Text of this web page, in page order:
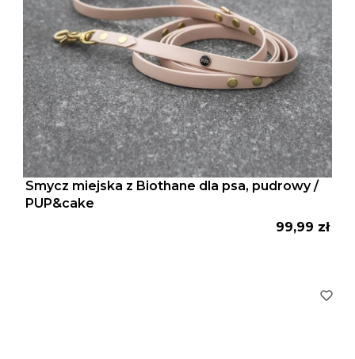
Smycz miejska z Biothane dla psa, pudrowy /
PUP&cake
Cena
99,99 zł